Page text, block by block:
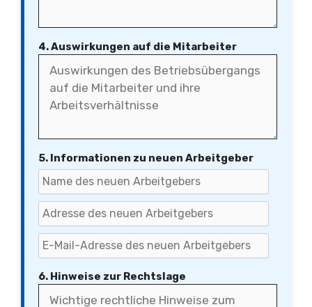
4. Auswirkungen auf die Mitarbeiter
5. Informationen zu neuen Arbeitgeber
6. Hinweise zur Rechtslage